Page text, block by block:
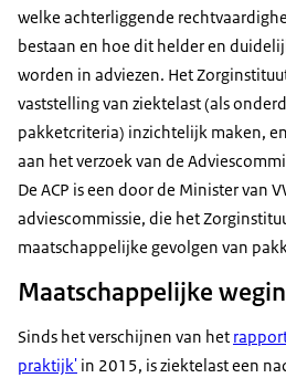
welke achterliggende
bestaan en hoe dit helder en
worden in adviezen. Het
vaststelling van ziektelast (als
pakketcriteria) inzichtelijk maken,
aan het verzoek van de
De ACP is een door de Minister van
adviescommissie, die het
maatschappelijke gevolgen van
Maatschappelijke
Sinds het verschijnen van het
praktijk' in 2015, is ziektelast een